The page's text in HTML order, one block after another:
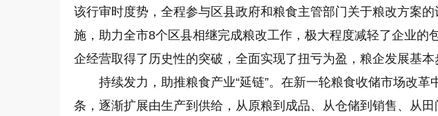
该行审时度势，全程参与区县政府和粮食主管部门关于粮改方案
施，助力全市8个区县相继完成粮改工作，极大程度减轻了企业的
企经营取得了历史性的突破，全面实现了扭亏为盈，粮企发展基本
持续发力，助推粮食产业“延链”。在新一轮粮食收储市场改
条，逐渐扩展由生产到供给，从原粮到成品、从仓储到销售、从